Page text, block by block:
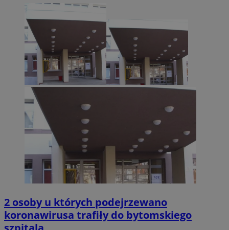
2 osoby u których podejrzewano
koronawirusa trafiły do bytomskiego